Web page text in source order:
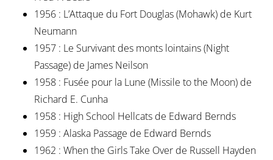
1956 : L’Attaque du Fort Douglas (Mohawk) de Kurt
Neumann
1957 : Le Survivant des monts lointains (Night
Passage) de James Neilson
1958 : Fusée pour la Lune (Missile to the Moon) de
Richard E. Cunha
1958 : High School Hellcats de Edward Bernds
1959 : Alaska Passage de Edward Bernds
1962 : When the Girls Take Over de Russell Hayden